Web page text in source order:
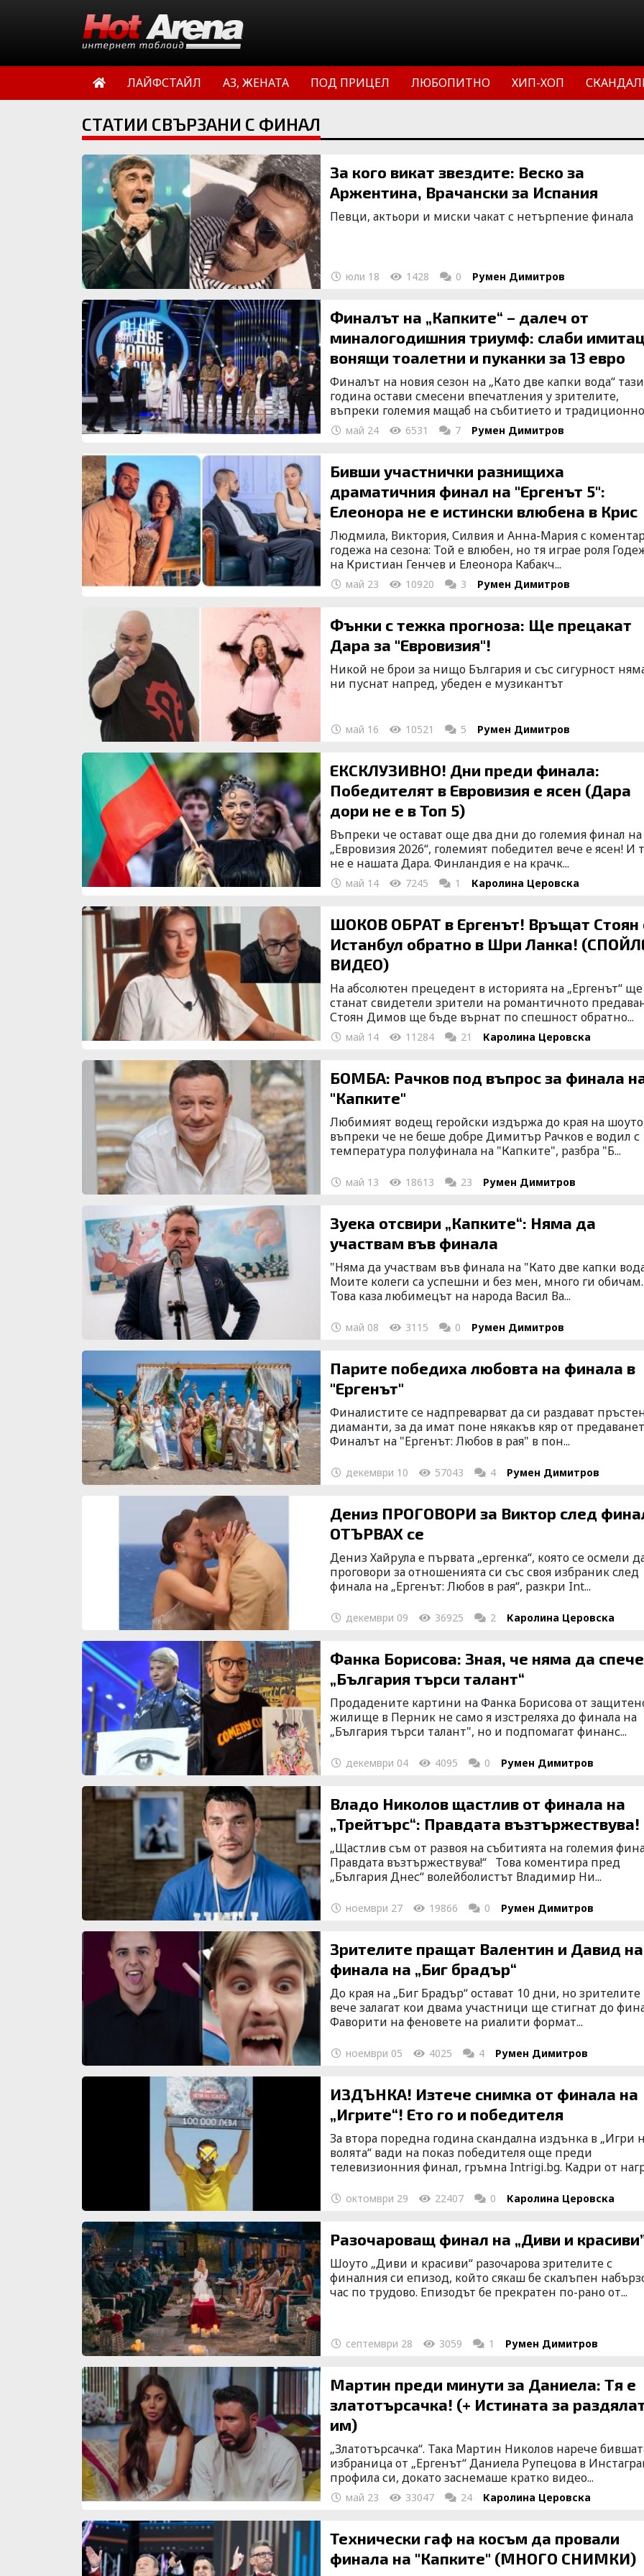
ЛАЙФСТАЙЛ АЗ, ЖЕНАТА ПОД ПРИЦЕЛ ЛЮБОПИТНО ХИП-ХОП
СТАТИИ СВЪРЗАНИ С ФИНАЛ
За кого викат звездите: Веско за
Аржентина, Врачански за Испания
Певци, актьори и миски чакат с нетърпение финала
юли 18 1428 0 Румен Димитров
Финалът на „Капките“ – далеч от
миналогодишния триумф: слаби
вонящи тоалетни и пуканки за 13 евро
Финалът на новия сезон на „Като две капки вода“ тази
година остави смесени впечатления у зрителите,
въпреки големия мащаб на събитието и
май 24 6531 7 Румен Димитров
Бивши участнички разнищиха
драматичния финал на "Ергенът 5":
Елеонора не е истински влюбена в Крис
Людмила, Виктория, Силвия и Анна-Мария с
годежа на сезона: Той е влюбен, но тя играе роля
на Кристиан Генчев и Елеонора Кабакч...
май 23 10920 3 Румен Димитров
Фънки с тежка прогноза: Ще прецакат
Дара за "Евровизия"!
Никой не брои за нищо България и със сигурност
ни пуснат напред, убеден е музикантът
май 16 10521 5 Румен Димитров
ЕКСКЛУЗИВНО! Дни преди финала:
Победителят в Евровизия е ясен (Дара
дори не е в Топ 5)
Въпреки че остават още два дни до големия финал на
„Евровизия 2026“, големият победител вече е ясен! И
не е нашата Дара. Финландия е на крачк...
май 14 7245 1 Каролина Церовска
ШОКОВ ОБРАТ в Ергенът! Връщат Стоян
Истанбул обратно в Шри Ланка!
ВИДЕО)
На абсолютен прецедент в историята на „Ергенът“ ще
станат свидетели зрители на романтичното
Стоян Димов ще бъде върнат по спешност обратно...
май 14 11284 21 Каролина Церовска
БОМБА: Рачков под въпрос за финала
"Капките"
Любимият водещ геройски издържа до края на
въпреки че не беше добре Димитър Рачков е водил с
температура полуфинала на "Капките", разбра "Б...
май 13 18613 23 Румен Димитров
Зуека отсвири „Капките“: Няма да
участвам във финала
"Няма да участвам във финала на "Като две капки
Моите колеги са успешни и без мен, много ги
Това каза любимецът на народа Васил Ва...
май 08 3115 0 Румен Димитров
Парите победиха любовта на финала в
"Ергенът"
Финалистите се надпреварват да си раздават
диаманти, за да имат поне някакъв кяр от
Финалът на "Ергенът: Любов в рая" в пон...
декември 10 57043 4 Румен Димитров
Дениз ПРОГОВОРИ за Виктор след
ОТЪРВАХ се
Дениз Хайрула е първата „ергенка“, която се осмели
проговори за отношенията си със своя избраник след
финала на „Ергенът: Любов в рая“, разкри Int...
декември 09 36925 2 Каролина Церовска
Фанка Борисова: Зная, че няма да
„България търси талант“
Продадените картини на Фанка Борисова от
жилище в Перник не само я изстреляха до финала на
„България търси талант", но и подпомагат финанс...
декември 04 4095 0 Румен Димитров
Владо Николов щастлив от финала на
„Трейтърс“: Правдата възтържествува!
„Щастлив съм от развоя на събитията на големия
Правдата възтържествува!“ Това коментира пред
„България Днес“ волейболистът Владимир Ни...
ноември 27 19866 0 Румен Димитров
Зрителите пращат Валентин и Давид на
финала на „Биг брадър“
До края на „Биг Брадър“ остават 10 дни, но зрителите
вече залагат кои двама участници ще стигнат до
Фаворити на феновете на риалити формат...
ноември 05 4025 4 Румен Димитров
ИЗДЪНКА! Изтече снимка от финала на
„Игрите“! Ето го и победителя
За втора поредна година скандална издънка в „Игри
волята“ вади на показ победителя още преди
телевизионния финал, гръмна Intrigi.bg. Кадри от
октомври 29 22407 0 Каролина Церовска
Разочароващ финал на „Диви и
Шоуто „Диви и красиви“ разочарова зрителите с
финалния си епизод, който сякаш бе скалъпен
час по трудово. Епизодът бе прекратен по-рано от...
септември 28 3059 1 Румен Димитров
Мартин преди минути за Даниела: Тя е
златотърсачка! (+ Истината за
им)
„Златотърсачка“. Така Мартин Николов нарече
избраница от „Ергенът“ Даниела Рупецова в
профила си, докато заснемаше кратко видео...
май 23 33047 24 Каролина Церовска
Технически гаф на косъм да провали
финала на "Капките" (МНОГО СНИМКИ)